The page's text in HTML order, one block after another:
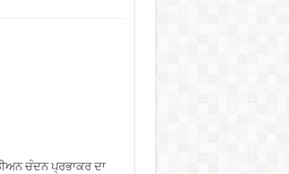
ਚੰਦਨ ਪ੍ਰਭਾਕਰ ਦਾ